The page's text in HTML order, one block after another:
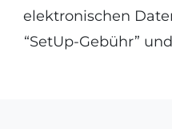
elektronischen
“SetUp-Gebühr”